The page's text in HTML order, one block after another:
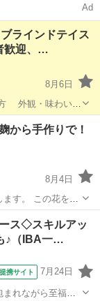
Ad
ラインドテイス
歓迎、…
8月6日
外観・味わいの
ティング
から手作りで！
8月4日
ます。 この花を見
ス◇スキルアッ
♪（IBA一…
提携サイト 7月24日
まれながら至福の